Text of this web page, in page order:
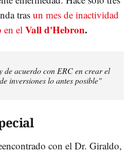
trasun mes de inactividad
en el Vall d'Hebron.
de acuerdo con ERC en crear el
inversiones lo antes posible"
con el Dr. Giraldo,